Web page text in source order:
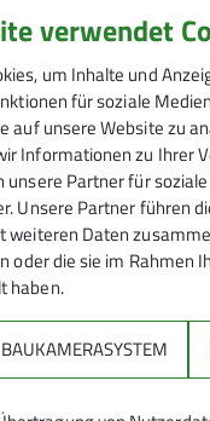
Tourenberichte
Garmil
stiegen wir auf den
Schnee hat,
aus.
verwendet
um Inhalte und
für soziale
auf unsere Website zu
Informationen zu Ihrer
unsere Partner für
Unsere Partner führen
weiteren Daten
oder die sie im Rahmen
haben.
BAUKAMERASYSTEM